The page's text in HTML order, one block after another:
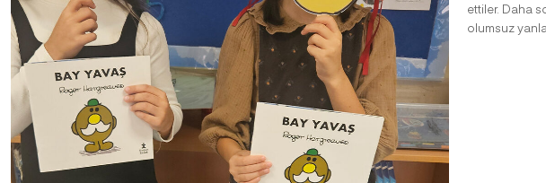
ettiler. Daha
olumsuz